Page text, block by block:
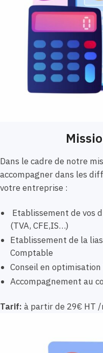
Dans le cadre de notre
accompagner dans les
votre entreprise :
Etablissement de vos
(TVA, CFE,IS…)
Etablissement de la
Comptable
Conseil en optimisation
Accompagnement au
Tarif: à partir de 29€ HT /